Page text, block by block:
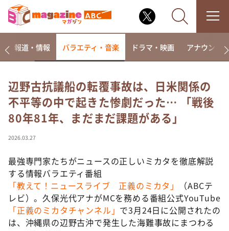
なるみ・岡村の過ぎるTV
相席食堂
これ余談なんですけど・・・
て真剣です
探偵！ナイトスクープ
news おかえり
河合＆A.B.C-Z塚田×福井アナ「なんでやねん！？」
（news おかえり）
報道・情報 バラエティ・音楽 ドラマ・映画 アナウンサー
辺野古抗議船の転覆事故は、日米関係の
不平等の中で起きた惨劇だった… 「戦後
80年81年、まだまだ課題がある」
2026.03.27
最強専門家たちがニュースの正しいミカタを徹底解説
する情報バラエティ番組
「教えて！ニュースライブ 正義のミカタ」
（ABCテ
レビ）。久保光代アナがMCを務める番組公式YouTube
「正義のミカタチャンネル」 で3月24日に公開されたの
は、沖縄県の辺野古沖で発生した海難事故にまつわる